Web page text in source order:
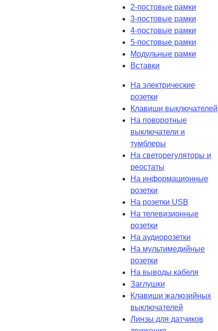
2-постовые рамки
3-постовые рамки
4-постовые рамки
5-постовые рамки
Модульные рамки
Вставки
На электрические
розетки
Клавиши выключателей
На поворотные
выключатели и
тумблеры
На светорегуляторы и
реостаты
На информационные
розетки
На розетки USB
На телевизионные
розетки
На аудиорозетки
На мультимедийные
розетки
На выводы кабеля
Заглушки
Клавиши жалюзийных
выключателей
Линзы для датчиков